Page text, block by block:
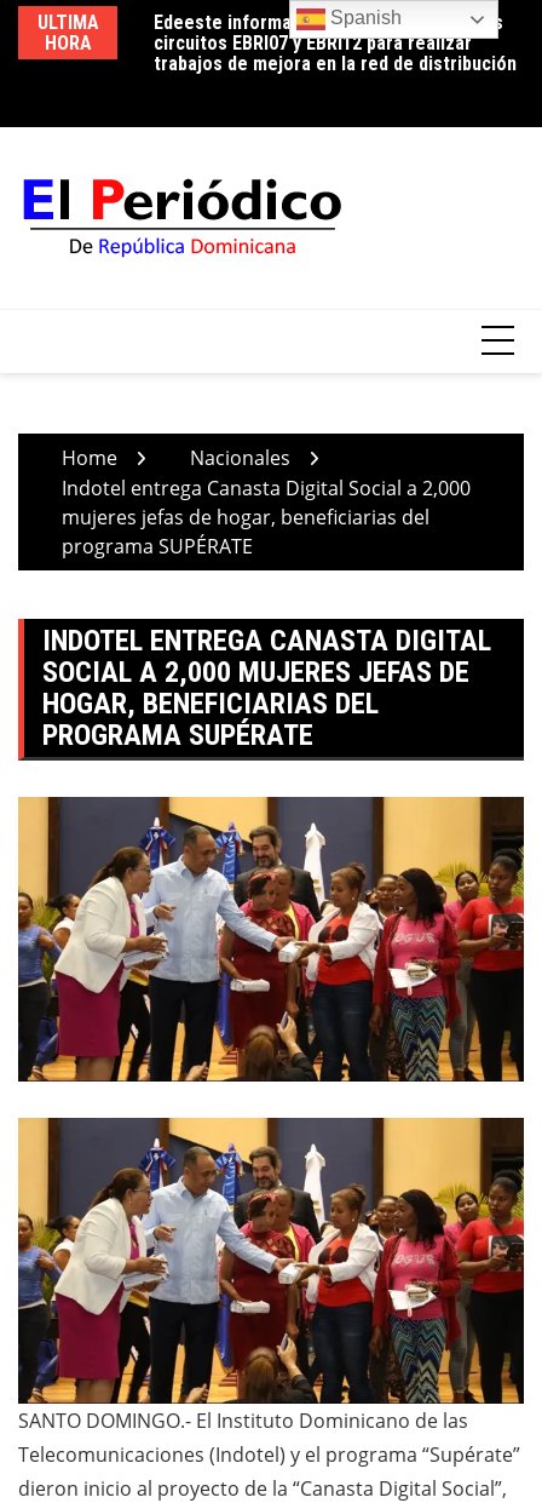
Skip
content
ULTIMA
HORA
Edeeste informa apertura temporal de los
circuitos EBRI07 y EBRI12 para realizar
trabajos de mejora en la red de distribución
Edeeste exhorta a sus clientes a hacer un
uso eficiente de la energía para controlar el
consumo durante la temporada de calor
Home
Nacionales
Indotel entrega Canasta Digital Social a 2,000
mujeres jefas de hogar, beneficiarias del
programa SUPÉRATE
INDOTEL ENTREGA CANASTA DIGITAL
SOCIAL A 2,000 MUJERES JEFAS DE
HOGAR, BENEFICIARIAS DEL
PROGRAMA SUPÉRATE
SANTO DOMINGO.- El Instituto Dominicano de las
Telecomunicaciones (Indotel) y el programa “Supérate”
dieron inicio al proyecto de la “Canasta Digital Social”,
Spanish